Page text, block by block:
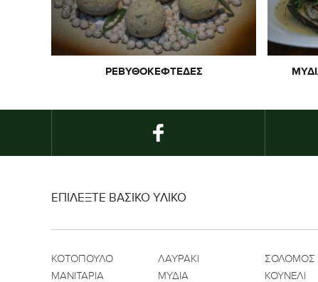
ΡΕΒΥΘΟΚΕΦΤΈΔΕΣ
ΕΠΙΛΕΞΤΕ ΒΑΣΙΚΟ ΥΛΙΚΟ
ΚΟΤΟΠΟΥΛΟ ΛΑΥΡΑΚΙ ΣΟΛΟΜΟΣ
ΜΑΝΙΤΑΡΙΑ
ΜΥΔΙΑ ΚΟΥΝΕΛΙ